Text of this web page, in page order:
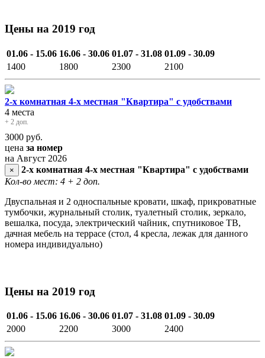
Цены на 2019 год
01.06 - 15.06 16.06 - 30.06 01.07 - 31.08 01.09 - 30.09
1400
1800 2300 2100
2-х комнатная 4-х местная "Квартира" с удобствами
4 места
+ 2 доп.
3000 руб.
цена за номер
на Август 2026
×
2-х комнатная 4-х местная "Квартира" с удобствами
Кол-во мест: 4 + 2 доп.
Двуспальная и 2 односпальные кровати, шкаф, прикроватные
тумбочки, журнальный столик, туалетный столик, зеркало,
вешалка, посуда, электрический чайник, спутниковое ТВ,
дачная мебель на террасе (стол, 4 кресла, лежак для данного
номера индивидуально)
Цены на 2019 год
01.06 - 15.06 16.06 - 30.06 01.07 - 31.08 01.09 - 30.09
2000
2200 3000 2400